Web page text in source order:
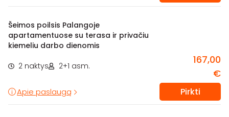
Šeimos poilsis Palangoje
apartamentuose su terasa ir privačiu
kiemeliu darbo dienomis
2 naktys 2+1 asm.
167,00
€
Apie paslaugą Pirkti